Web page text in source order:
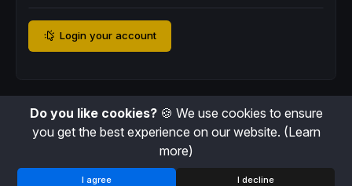
Login your account
Do you like cookies?🍪 We use cookies to ensure
you get the best experience on our website. (Learn
more)
I agree I decline